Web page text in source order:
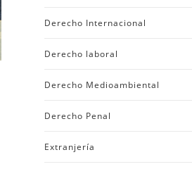
Derecho Internacional
Derecho laboral
Derecho Medioambiental
Derecho Penal
Extranjería